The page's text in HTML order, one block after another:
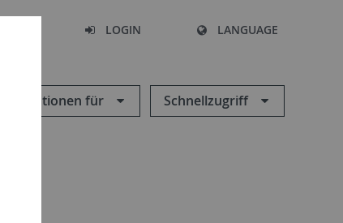
LOGIN LANGUAGE
Informationen für Schnellzugriff